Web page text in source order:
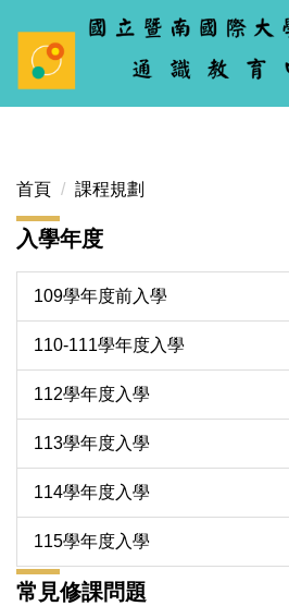
要
首頁
課程規劃
入學年度
109學年度前入學
110-111學年度入學
112學年度入學
113學年度入學
114學年度入學
115學年度入學
常見修課問題